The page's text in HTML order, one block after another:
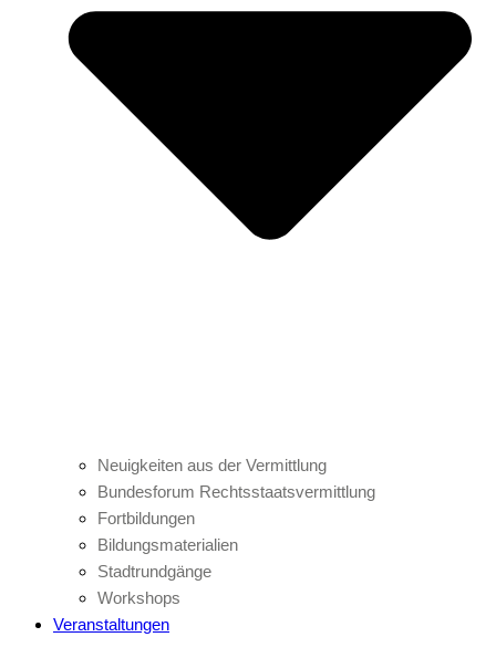
Neuigkeiten aus der Vermittlung
Bundesforum Rechtsstaatsvermittlung
Fortbildungen
Bildungsmaterialien
Stadtrundgänge
Workshops
Veranstaltungen